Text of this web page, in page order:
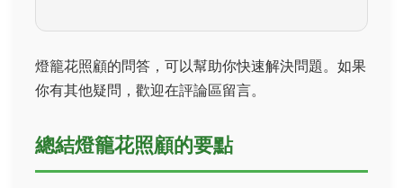
燈籠花照顧的問答，可以幫助你快速解決問題。如果
你有其他疑問，歡迎在評論區留言。
總結燈籠花照顧的要點